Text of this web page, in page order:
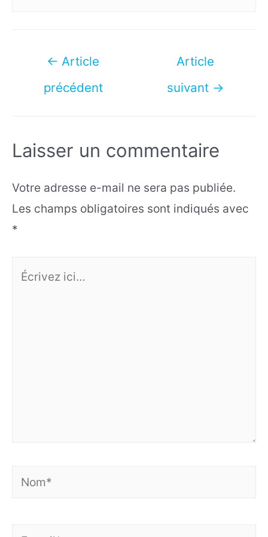
Navigation
l’article
← Article
précédent
Article
suivant →
Laisser un commentaire
Votre adresse e-mail ne sera pas publiée.
Les champs obligatoires sont indiqués avec
*
Écrivez
Nom*
E-